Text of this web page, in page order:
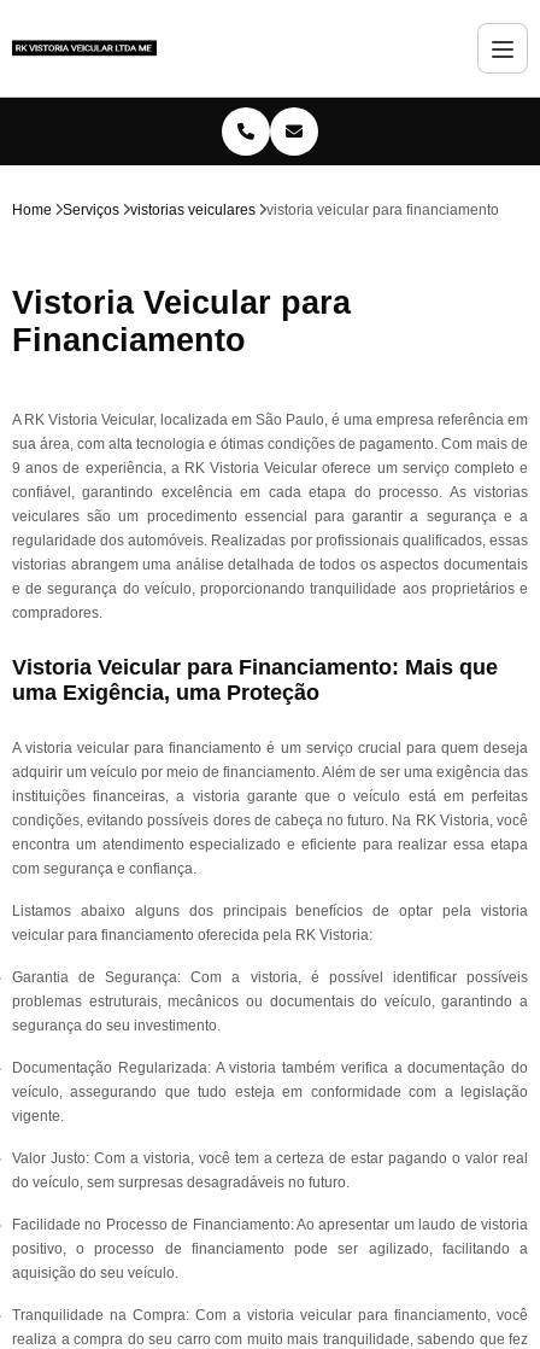
Home Serviços vistorias veiculares vistoria veicular para financiamento
Vistoria Veicular para
Financiamento
A RK Vistoria Veicular, localizada em São Paulo, é uma empresa referência em
sua área, com alta tecnologia e ótimas condições de pagamento. Com mais de
9 anos de experiência, a RK Vistoria Veicular oferece um serviço completo e
confiável, garantindo excelência em cada etapa do processo. As vistorias
veiculares são um procedimento essencial para garantir a segurança e a
regularidade dos automóveis. Realizadas por profissionais qualificados, essas
vistorias abrangem uma análise detalhada de todos os aspectos documentais
e de segurança do veículo, proporcionando tranquilidade aos proprietários e
compradores.
Vistoria Veicular para Financiamento: Mais que
uma Exigência, uma Proteção
A vistoria veicular para financiamento é um serviço crucial para quem deseja
adquirir um veículo por meio de financiamento. Além de ser uma exigência das
instituições financeiras, a vistoria garante que o veículo está em perfeitas
condições, evitando possíveis dores de cabeça no futuro. Na RK Vistoria, você
encontra um atendimento especializado e eficiente para realizar essa etapa
com segurança e confiança.
Listamos abaixo alguns dos principais benefícios de optar pela vistoria
veicular para financiamento oferecida pela RK Vistoria:
Garantia de Segurança: Com a vistoria, é possível identificar possíveis
problemas estruturais, mecânicos ou documentais do veículo, garantindo a
segurança do seu investimento.
Documentação Regularizada: A vistoria também verifica a documentação do
veículo, assegurando que tudo esteja em conformidade com a legislação
vigente.
Valor Justo: Com a vistoria, você tem a certeza de estar pagando o valor real
do veículo, sem surpresas desagradáveis no futuro.
Facilidade no Processo de Financiamento: Ao apresentar um laudo de vistoria
positivo, o processo de financiamento pode ser agilizado, facilitando a
aquisição do seu veículo.
Tranquilidade na Compra: Com a vistoria veicular para financiamento, você
realiza a compra do seu carro com muito mais tranquilidade, sabendo que fez